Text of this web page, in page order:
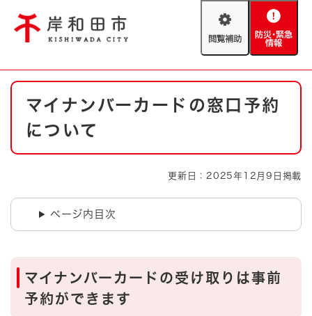
閲
助
防
緊
情
やさしい日本語
防災・緊急情報 救急・消防
ハザードマップ
本
マイナンバーカードの窓口予約
について
更新日：2025年12月9日掲載
ページ内目次
マイナンバーカードの受け取りは事前
予約ができます